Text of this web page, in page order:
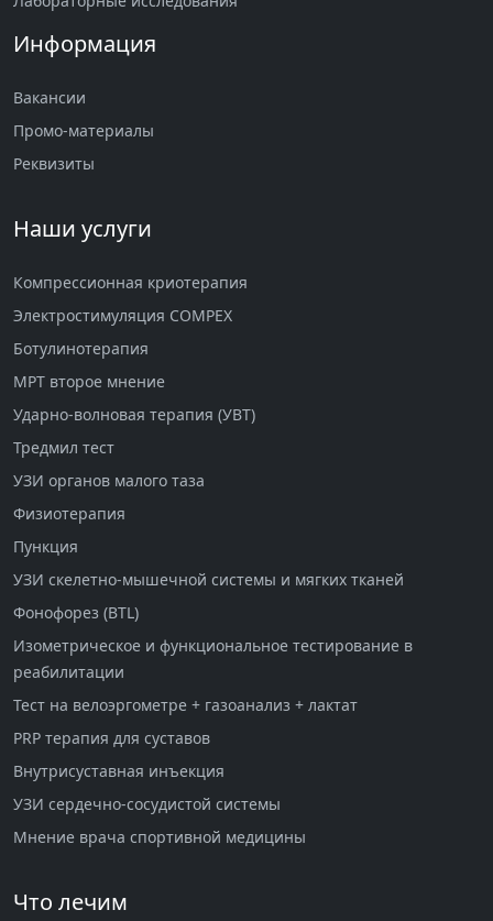
Информация
Вакансии
Промо-материалы
Реквизиты
Наши услуги
Компрессионная криотерапия
Электростимуляция COMPEX
Ботулинотерапия
МРТ второе мнение
Ударно-волновая терапия (УВТ)
Тредмил тест
УЗИ органов малого таза
Физиотерапия
Пункция
УЗИ скелетно-мышечной системы и мягких тканей
Фонофорез (BTL)
Изометрическое и функциональное тестирование в
реабилитации
Тест на велоэргометре + газоанализ + лактат
PRP терапия для суставов
Внутрисуставная инъекция
УЗИ сердечно-сосудистой системы
Мнение врача спортивной медицины
Что лечим